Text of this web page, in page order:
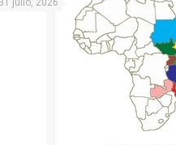
31 julio, 2026